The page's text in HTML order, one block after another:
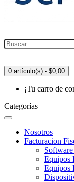
0 artículo(s) - $0,00
¡Tu carro de
Categorías
Nosotros
Facturacion
Equipos
Equipos